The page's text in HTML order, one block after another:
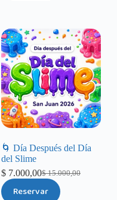
🌀 Día Después del Día
del Slime
$15.000,00
$7.000,00
Reservar